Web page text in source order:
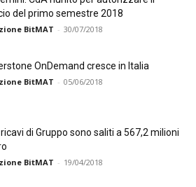
del primo semestre 2018
BitMAT - 30/07/2018
OnDemand cresce in Italia
BitMAT - 05/06/2018
ricavi di Gruppo sono saliti a 567,2 milioni
BitMAT - 19/04/2018